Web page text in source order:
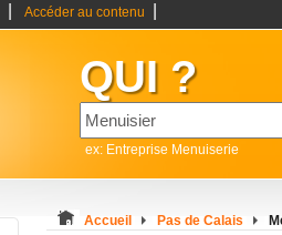
Accéder au contenu
QUI ?
ex: Entreprise Menuiserie
Accueil Pas de Calais